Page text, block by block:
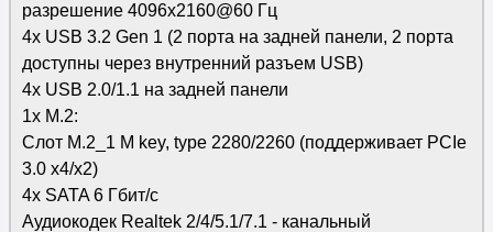
разрешение 4096x2160@60 Гц
4x USB 3.2 Gen 1 (2 порта на задней панели, 2 порта
доступны через внутренний разъем USB)
4x USB 2.0/1.1 на задней панели
1x M.2:
Слот M.2_1 M key, type 2280/2260 (поддерживает PCIe
3.0 x4/x2)
4x SATA 6 Гбит/с
Аудиокодек Realtek 2/4/5.1/7.1 - канальный